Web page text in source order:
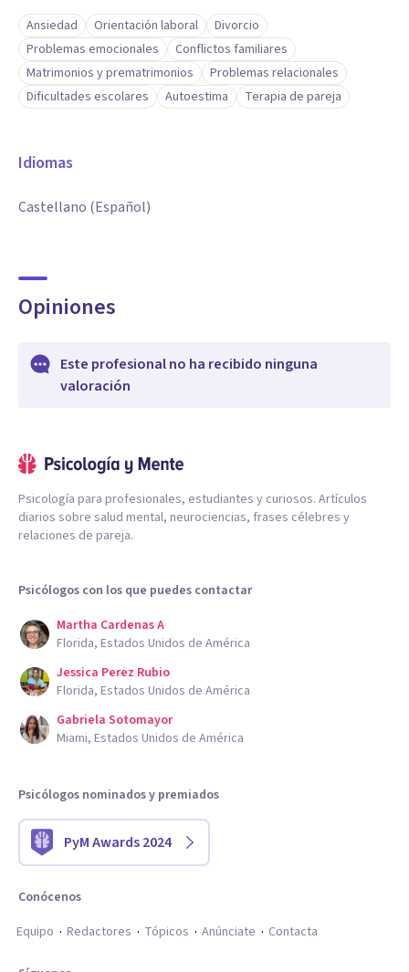
Ansiedad Orientación laboral
Divorcio
Problemas emocionales
Conflictos familiares
Matrimonios y prematrimonios
Problemas relacionales
Dificultades escolares
Autoestima Terapia de pareja
Idiomas
Castellano (Español)
Opiniones
Este profesional no ha recibido ninguna
valoración
Psicología para profesionales, estudiantes y curiosos. Artículos
diarios sobre salud mental, neurociencias, frases célebres y
relaciones de pareja.
Psicólogos con los que puedes contactar
Martha Cardenas A
Florida, Estados Unidos de América
Jessica Perez Rubio
Florida, Estados Unidos de América
Gabriela Sotomayor
Miami, Estados Unidos de América
Psicólogos nominados y premiados
PyM Awards 2024
Conócenos
Equipo
Redactores Tópicos Anúnciate Contacta